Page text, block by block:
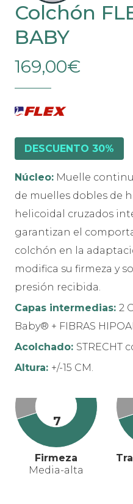
Colchón
BABY
DESCUENTO 30%
Núcleo: Muelle
de muelles dobles de
helicoidal cruzados
garantizan el
colchón en la
modifica su firmeza y
presión recibida.
Capas intermedias: 2
Baby® + FIBRAS
Acolchado: STRECHT
Altura: +/-15 CM.
7
Firmeza
Media-alta
169,00€